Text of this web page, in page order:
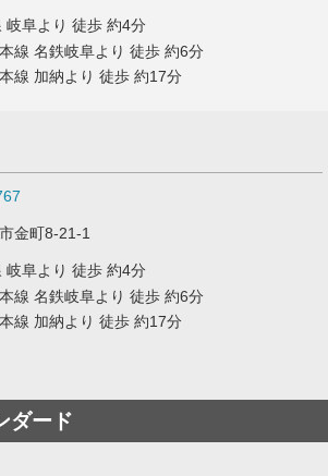
岐阜より 徒歩 約4分
線 名鉄岐阜より 徒歩 約6分
線 加納より 徒歩 約17分
金町8-21-1
岐阜より 徒歩 約4分
線 名鉄岐阜より 徒歩 約6分
線 加納より 徒歩 約17分
ダード